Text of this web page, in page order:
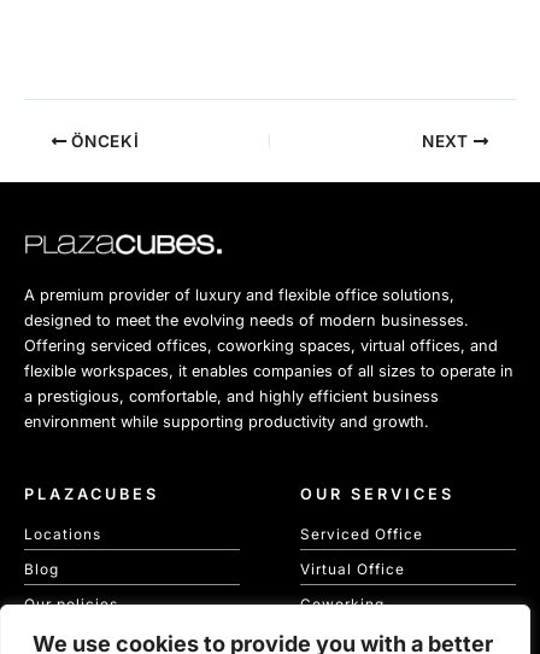
We use cookies to provide you with a better
ÖNCEKI NEXT
A premium provider of luxury and flexible office solutions,
designed to meet the evolving needs of modern businesses.
Offering serviced offices, coworking spaces, virtual offices, and
flexible workspaces, it enables companies of all sizes to operate in
a prestigious, comfortable, and highly efficient business
environment while supporting productivity and growth.
PLAZACUBES
Locations
Blog
Our policies
Our Cookie Policy
OUR SERVICES
Serviced Office
Virtual Office
Coworking
Meeting Spaces